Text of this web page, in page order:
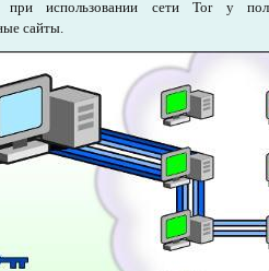
использовании сети Tor у
сайты.